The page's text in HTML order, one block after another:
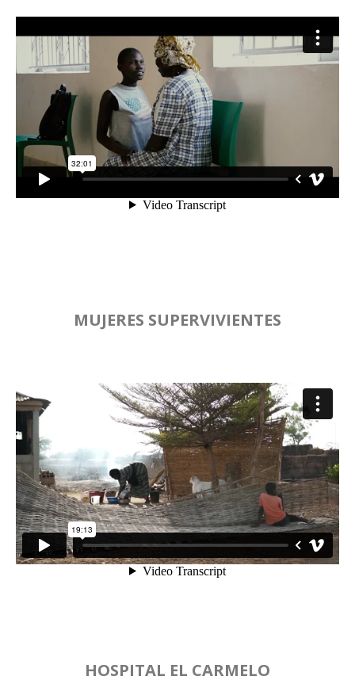
MUJERES SUPERVIVIENTES
HOSPITAL EL CARMELO